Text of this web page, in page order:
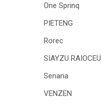
One Sprinq
PIETENG
Rorec
SIAYZU RAIOCEU
Senana
VENZEN